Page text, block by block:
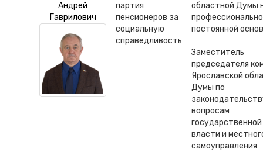
Андрей
Гаврилович
партия
пенсионеров за
социальную
справедливость
областной Думы
постоянной
Заместитель
председателя
Ярославской
Думы по
вопросам
государственной
власти и
самоуправления